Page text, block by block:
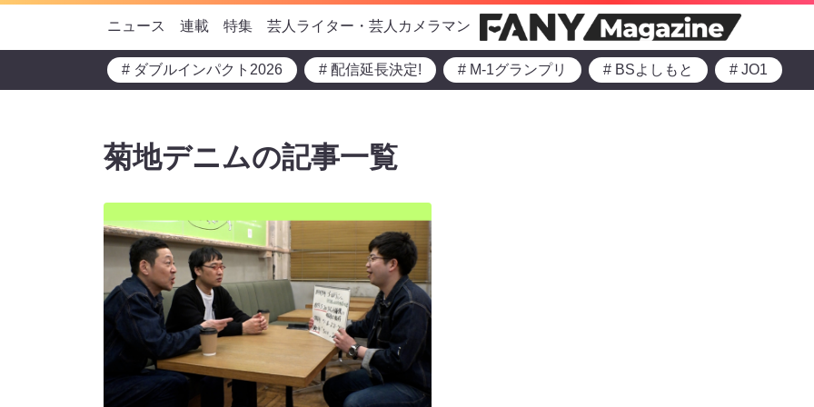
ニュース 連載 特集 芸人ライター・芸人カメラマン
# ダブルインパクト2026 # 配信延長決定! # M-1グランプリ # BSよしもと # JO1
菊地デニムの記事一覧